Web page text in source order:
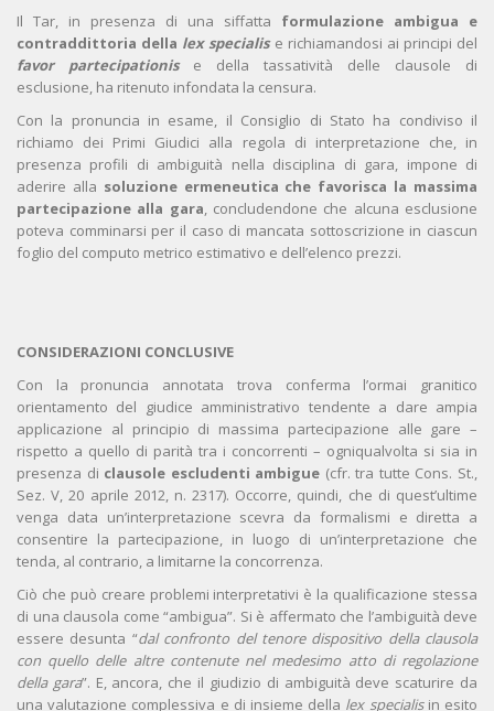
Il Tar, in presenza di una siffatta formulazione ambigua e
contraddittoria della lex specialise richiamandosi ai principi del
favor partecipationise della tassatività delle clausole di
esclusione, ha ritenuto infondata la censura.
Con la pronuncia in esame, il Consiglio di Stato ha condiviso il
richiamo dei Primi Giudici alla regola di interpretazione che, in
presenza profili di ambiguità nella disciplina di gara, impone di
aderire alla soluzione ermeneutica che favorisca la massima
partecipazione alla gara, concludendone che alcuna esclusione
poteva comminarsi per il caso di mancata sottoscrizione in ciascun
foglio del computo metrico estimativo e dell’elenco prezzi.
CONSIDERAZIONI CONCLUSIVE
Con la pronuncia annotata trova conferma l’ormai granitico
orientamento del giudice amministrativo tendente a dare ampia
applicazione al principio di massima partecipazione alle gare –
rispetto a quello di parità tra i concorrenti – ogniqualvolta si sia in
presenza di clausole escludenti ambigue (cfr. tra tutte Cons. St.,
Sez. V, 20 aprile 2012, n. 2317). Occorre, quindi, che di quest’ultime
venga data un’interpretazione scevra da formalismi e diretta a
consentire la partecipazione, in luogo di un’interpretazione che
tenda, al contrario, a limitarne la concorrenza.
Ciò che può creare problemi interpretativi è la qualificazione stessa
di una clausola come “ambigua”. Si è affermato che l’ambiguità deve
essere desunta “dal confronto del tenore dispositivo della clausola
con quello delle altre contenute nel medesimo atto di regolazione
della gara”. E, ancora, che il giudizio di ambiguità deve scaturire da
una valutazione complessiva e di insieme della lex specialisin esito